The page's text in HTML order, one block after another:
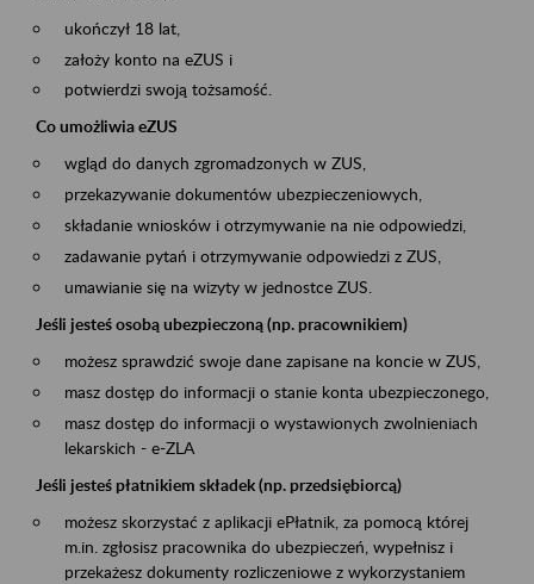
ukończył 18 lat,
założy konto na eZUS i
potwierdzi swoją tożsamość.
Co umożliwia eZUS
wgląd do danych zgromadzonych w ZUS,
przekazywanie dokumentów ubezpieczeniowych,
składanie wniosków i otrzymywanie na nie odpowiedzi,
zadawanie pytań i otrzymywanie odpowiedzi z ZUS,
umawianie się na wizyty w jednostce ZUS.
Jeśli jesteś osobą ubezpieczoną (np. pracownikiem)
możesz sprawdzić swoje dane zapisane na koncie w ZUS,
masz dostęp do informacji o stanie konta ubezpieczonego,
masz dostęp do informacji o wystawionych zwolnieniach
lekarskich - e-ZLA
Jeśli jesteś płatnikiem składek (np. przedsiębiorcą)
możesz skorzystać z aplikacji ePłatnik, za pomocą której
m.in. zgłosisz pracownika do ubezpieczeń, wypełnisz i
przekażesz dokumenty rozliczeniowe z wykorzystaniem